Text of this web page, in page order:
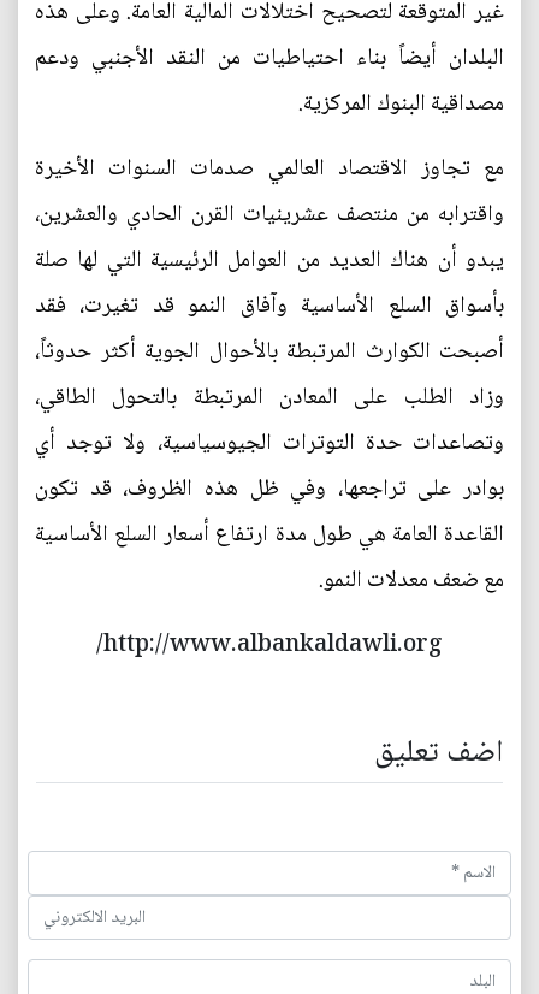
غير المتوقعة لتصحيح اختلالات المالية العامة. وعلى هذه
البلدان أيضاً بناء احتياطيات من النقد الأجنبي ودعم
مصداقية البنوك المركزية.
مع تجاوز الاقتصاد العالمي صدمات السنوات الأخيرة
واقترابه من منتصف عشرينيات القرن الحادي والعشرين،
يبدو أن هناك العديد من العوامل الرئيسية التي لها صلة
بأسواق السلع الأساسية وآفاق النمو قد تغيرت، فقد
أصبحت الكوارث المرتبطة بالأحوال الجوية أكثر حدوثاً،
وزاد الطلب على المعادن المرتبطة بالتحول الطاقي،
وتصاعدات حدة التوترات الجيوسياسية، ولا توجد أي
بوادر على تراجعها، وفي ظل هذه الظروف، قد تكون
القاعدة العامة هي طول مدة ارتفاع أسعار السلع الأساسية
مع ضعف معدلات النمو.
http://www.albankaldawli.org/
اضف تعليق